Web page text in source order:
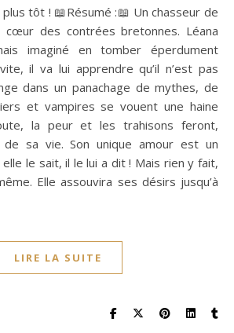
plus tôt ! 📖Résumé :📖 Un chasseur de
cœur des contrées bretonnes. Léana
imaginé en tomber éperdument
il va lui apprendre qu’il n’est pas
dans un panachage de mythes, de
et vampires se vouent une haine
la peur et les trahisons feront,
de sa vie. Son unique amour est un
le sait, il le lui a dit ! Mais rien y fait,
Elle assouvira ses désirs jusqu’à
LIRE LA SUITE